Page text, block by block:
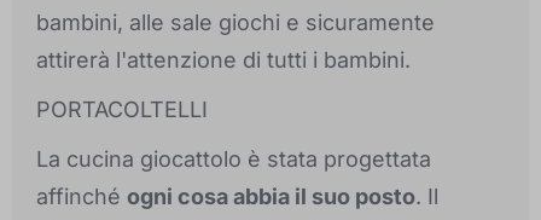
bambini, alle sale giochi e sicuramente
attirerà l'attenzione di tutti i bambini.
PORTACOLTELLI
La cucina giocattolo è stata progettata
affinché ogni cosa abbia il suo posto. Il